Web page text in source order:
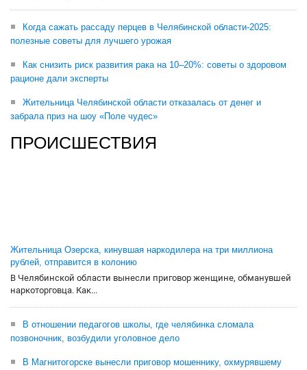
Когда сажать рассаду перцев в Челябинской области-2025:
полезные советы для лучшего урожая
Как снизить риск развития рака на 10–20%: советы о здоровом
рационе дали эксперты
Жительница Челябинской области отказалась от денег и
забрала приз на шоу «Поле чудес»
ПРОИСШЕСТВИЯ
Жительница Озерска, кинувшая наркодилера на три миллиона
рублей, отправится в колонию
В Челябинской области вынесли приговор женщине, обманувшей
наркоторговца. Как...
В отношении педагогов школы, где челябинка сломала
позвоночник, возбудили уголовное дело
В Магнитогорске вынесли приговор мошеннику, охмурявшему